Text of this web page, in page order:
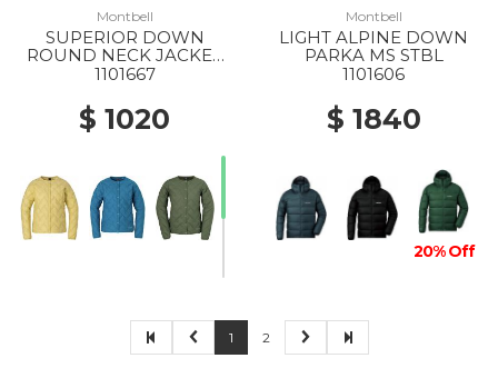
Montbell
SUPERIOR DOWN
ROUND NECK JACKET
WS YL
1101667
$ 1020
Montbell
LIGHT ALPINE DOWN
PARKA MS STBL
1101606
$ 1840
20% Off
1 2